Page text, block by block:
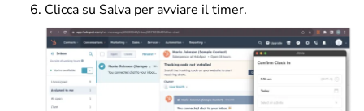
Clicca su Salva per avviare il timer.